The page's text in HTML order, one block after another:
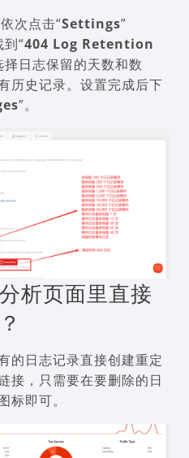
次点击“Settings”
“404 Log Retention
日志保留的天数和数
历史记录。设置完成后下
”。
析页面里直接
的日志记录直接创建重定
接，只需要在要删除的日
标即可。